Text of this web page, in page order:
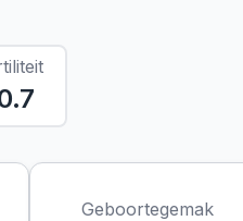
Geboortegemak